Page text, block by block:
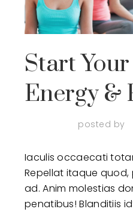
Start
Energy &
posted by
Iaculis occaecati
Repellat itaque
ad. Anim molestias
penatibus! Blanditiis